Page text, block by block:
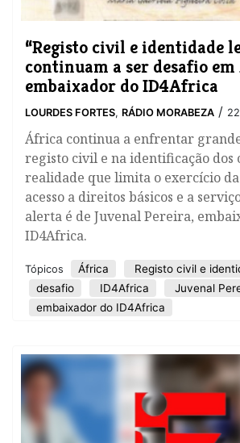
“Registo civil e identidade
continuam a ser desafio
embaixador do ID4Africa
LOURDES FORTES, RÁDIO MORABEZA /
África continua a enfrentar
registo civil e na identificação dos
realidade que limita o exercício
acesso a direitos básicos e a
alerta é de Juvenal Pereira,
ID4Africa.
Tópicos África
Registo civil e
desafio
ID4Africa
Juvenal
embaixador do ID4Africa